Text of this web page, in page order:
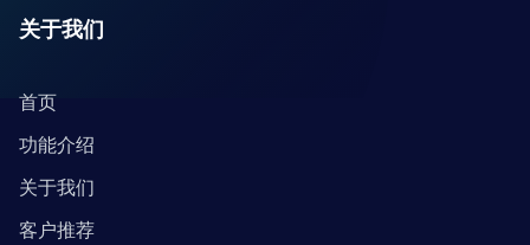
关于我们
首页
功能介绍
关于我们
客户推荐